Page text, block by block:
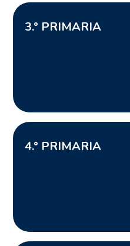
3.° PRIMARIA
4.° PRIMARIA